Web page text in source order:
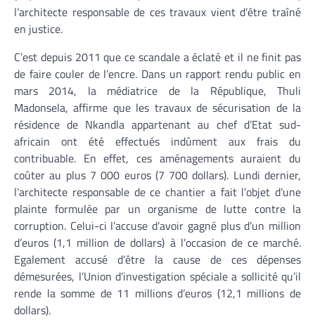
l’architecte responsable de ces travaux vient d’être traîné
en justice.
C’est depuis 2011 que ce scandale a éclaté et il ne finit pas
de faire couler de l’encre. Dans un rapport rendu public en
mars 2014, la médiatrice de la République, Thuli
Madonsela, affirme que les travaux de sécurisation de la
résidence de Nkandla appartenant au chef d’Etat sud-
africain ont été effectués indûment aux frais du
contribuable. En effet, ces aménagements auraient du
coûter au plus 7 000 euros (7 700 dollars). Lundi dernier,
l’architecte responsable de ce chantier a fait l’objet d’une
plainte formulée par un organisme de lutte contre la
corruption. Celui-ci l’accuse d’avoir gagné plus d’un million
d’euros (1,1 million de dollars) à l’occasion de ce marché.
Egalement accusé d’être la cause de ces dépenses
démesurées, l’Union d’investigation spéciale a sollicité qu’il
rende la somme de 11 millions d’euros (12,1 millions de
dollars).